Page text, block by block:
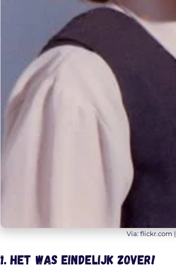
Via: flickr.com |
1. Het was eindelijk zover!